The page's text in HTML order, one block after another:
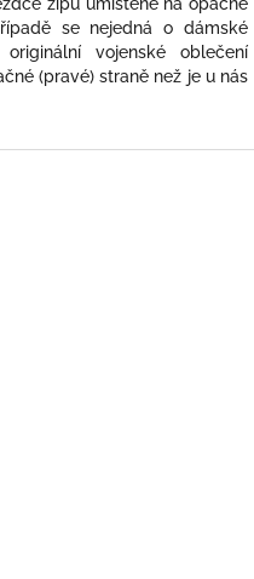
se nejedná o dámské
vojenské oblečení
(pravé) straně než je u nás